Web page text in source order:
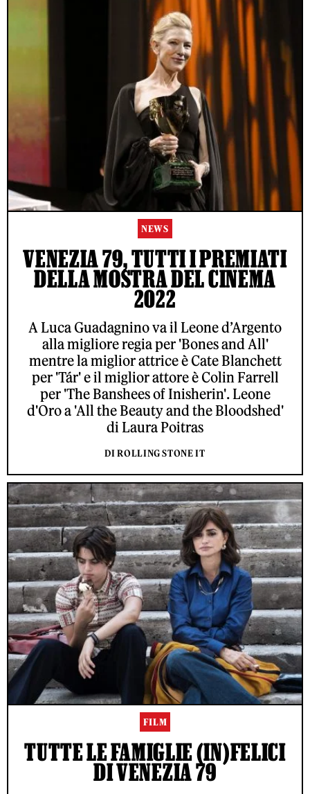
NEWS
VENEZIA 79, TUTTI I PREMIATI
DELLA MOSTRA DEL CINEMA
2022
A Luca Guadagnino va il Leone d’Argento
alla migliore regia per 'Bones and All'
mentre la miglior attrice è Cate Blanchett
per 'Tár' e il miglior attore è Colin Farrell
per 'The Banshees of Inisherin'. Leone
d'Oro a 'All the Beauty and the Bloodshed'
di Laura Poitras
DI ROLLING STONE IT
FILM
TUTTE LE FAMIGLIE (IN)FELICI
DI VENEZIA 79